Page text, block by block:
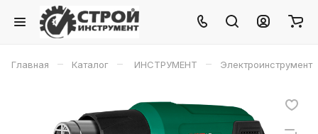
Главная – Каталог – ИНСТРУМЕНТ – Электроинструмент